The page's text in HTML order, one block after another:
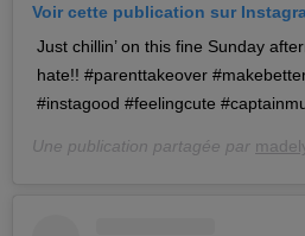
Voir cette publication sur
Just chillin’ on this fine Sunday
hate!! #parenttakeover
#instagood #feelingcute
Une publication partagée par